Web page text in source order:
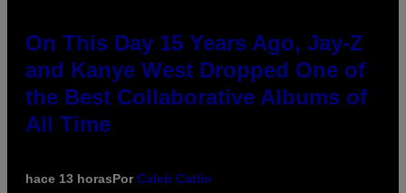
On This Day 15 Years Ago, Jay-Z
and Kanye West Dropped One of
the Best Collaborative Albums of
All Time
hace 13 horasPorCaleb Catlin